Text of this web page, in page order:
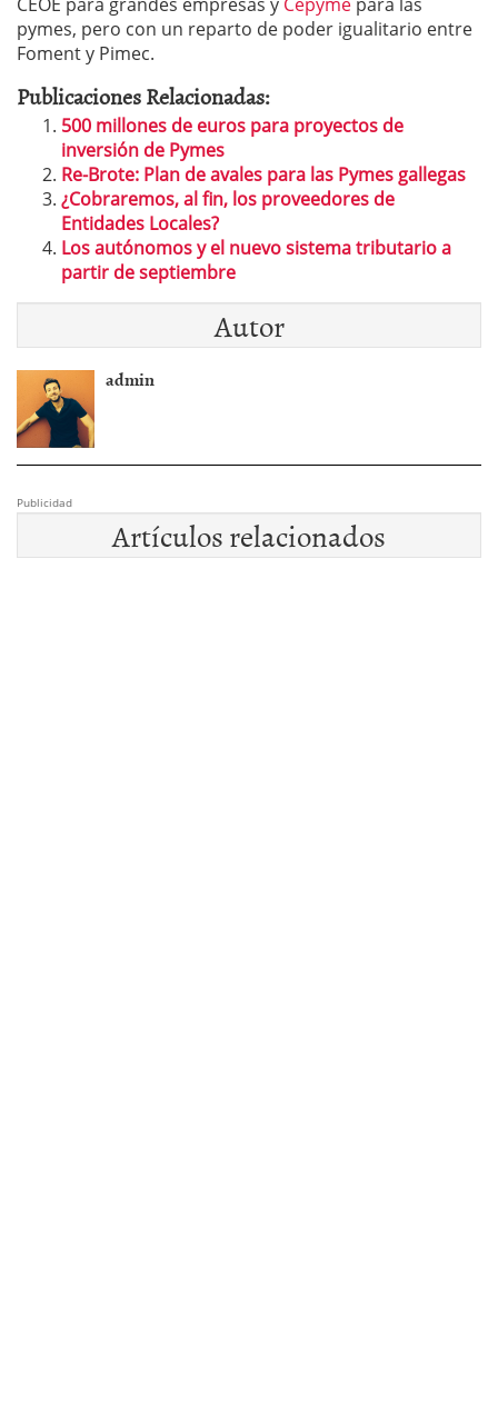
pymes, pero con un reparto de poder igualitario entre
Foment y Pimec.
Publicaciones Relacionadas:
500 millones de euros para proyectos de
inversión de Pymes
Re-Brote: Plan de avales para las Pymes gallegas
¿Cobraremos, al fin, los proveedores de
Entidades Locales?
Los autónomos y el nuevo sistema tributario a
partir de septiembre
Autor
admin
Publicidad
Artículos relacionados